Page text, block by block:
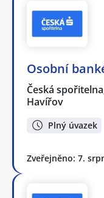
Osobní
Česká
Havířov
Plný úvazek
Zveřejněno: 7.